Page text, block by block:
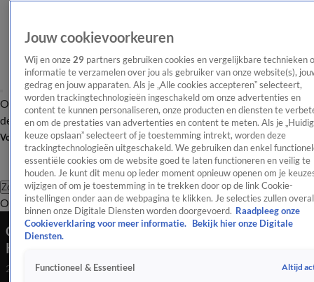
OverzichtAfleveringen Entertainment TV Algemeen
Tip
de redactieNieuwsbrief
Volg Shownieuws
Zoeken
OverzichtEntertainmentSpraakmakendRealityCrimeVideo's
Gemixte reacties over optreden van tijdelijke
K3-samenstelling: 'Niet zo mooi'
2 mrt 2025, 15:47
Jouw cookievoorkeuren
Wij en onze 29 partners gebruiken cookies en vergelijkbare technieken
informatie te verzamelen over jou als gebruiker van onze website(s),
gedrag en jouw apparaten. Als je „Alle cookies accepteren” selecteert,
worden trackingtechnologieën ingeschakeld om onze advertenties en
content te kunnen personaliseren, onze producten en diensten te
en om de prestaties van advertenties en content te meten. Als je
keuze opslaan” selecteert of je toestemming intrekt, worden deze
trackingtechnologieën uitgeschakeld. We gebruiken dan enkel
essentiële cookies om de website goed te laten functioneren en veilig te
houden. Je kunt dit menu op ieder moment opnieuw openen om je
wijzigen of om je toestemming in te trekken door op de link Cookie-
instellingen onder aan de webpagina te klikken. Je selecties zullen overal
binnen onze Digitale Diensten worden doorgevoerd. Raadpleeg onze
Cookieverklaring voor meer informatie.
Bekijk hier onze Digitale
Diensten.
Functioneel & Essentieel Altijd